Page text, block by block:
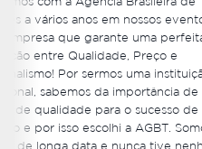
mas também cada um
entregues antes do
com mudanças de última
arquivos finais que
equipe da Agencia
tenho nenhuma
serviços. Estou ansioso
novamente no futuro.